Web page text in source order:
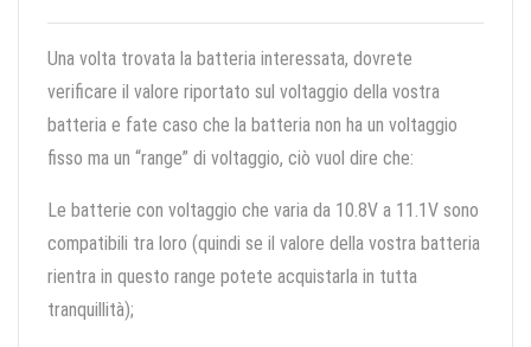
Una volta trovata la batteria interessata, dovrete
verificare il valore riportato sul voltaggio della vostra
batteria e fate caso che la batteria non ha un voltaggio
fisso ma un “range” di voltaggio, ciò vuol dire che:
Le batterie con voltaggio che varia da 10.8V a 11.1V sono
compatibili tra loro (quindi se il valore della vostra batteria
rientra in questo range potete acquistarla in tutta
tranquillità);